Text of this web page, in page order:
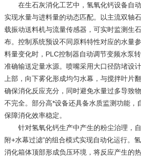
在生石灰消化工艺中，氢氧化钙设备自动
实现水量与进料量的动态匹配。以主流双轴
载振动送料机与流量传感器，可实时监测生
布。控制系统预设不同原料特性对应的水量
料量变化时，PLC控制器自动调节变频水泵
准确输送定量水源。喷嘴采用大口径防堵设
上部，向下雾化形成均匀水幕，与搅拌叶片
确保消化反应充分，同时避免水量过多导致
不完全。部分高*设备还具备水质监测功能，
保障消化效率稳定。
针对氢氧化钙生产中产生的粉尘治理，自
附+水幕过滤”的组合模式实现自动化运行。
消化箱体顶部形成负压环境，将反应产生的